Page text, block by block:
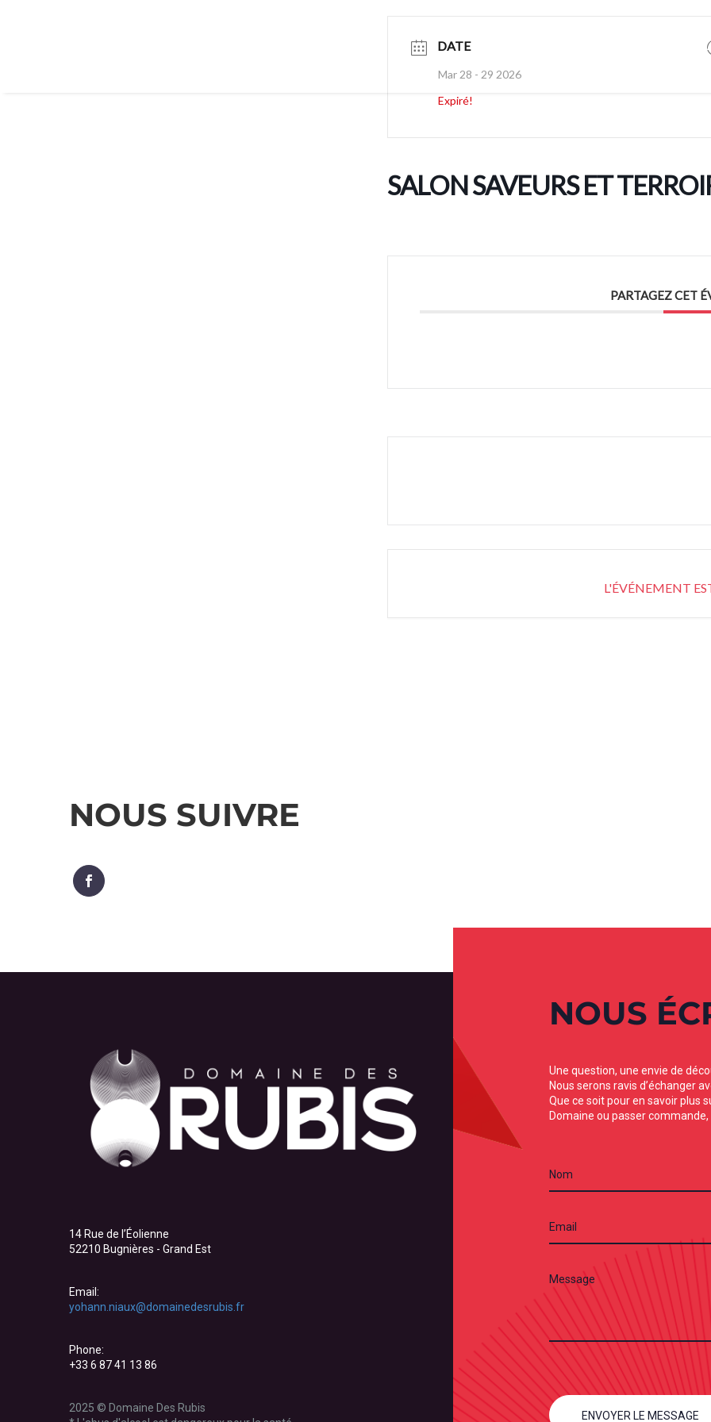
LE
DATE
Mar 28 - 29 2026
Expiré!
SALON SAVEURS ET
PARTAGEZ CET
L'ÉVÉNEMENT
NOUS SUIVRE
14 Rue de l’Éolienne
52210 Bugnières - Grand Est
Email:
yohann.niaux@domainedesrubis.fr
Phone:
+33 6 87 41 13 86
2025 © Domaine Des Rubis
NOUS
Une question, une envie de
Nous serons ravis d’échanger
Que ce soit pour en savoir plus
Domaine ou passer